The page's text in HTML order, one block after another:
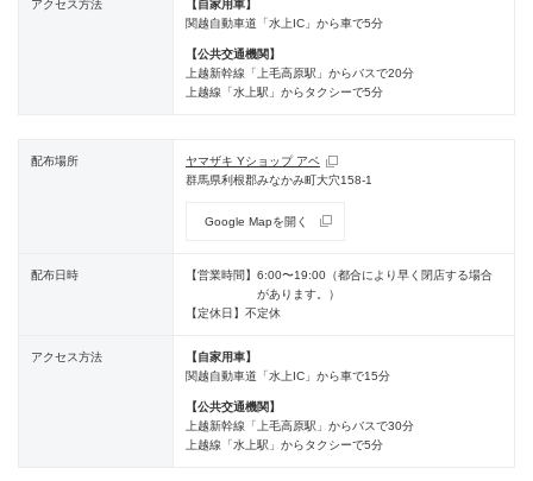
アクセス方法
【自家用車】
関越自動車道「水上IC」から車で5分
【公共交通機関】
上越新幹線「上毛高原駅」からバスで20分
上越線「水上駅」からタクシーで5分
配布場所
ヤマザキ Yショップ アベ
群馬県利根郡みなかみ町大穴158-1
Google Mapを開く
配布日時 【営業時間】 6:00〜19:00（都合により早く閉店する場合
があります。）
【定休日】 不定休
アクセス方法
【自家用車】
関越自動車道「水上IC」から車で15分
【公共交通機関】
上越新幹線「上毛高原駅」からバスで30分
上越線「水上駅」からタクシーで5分